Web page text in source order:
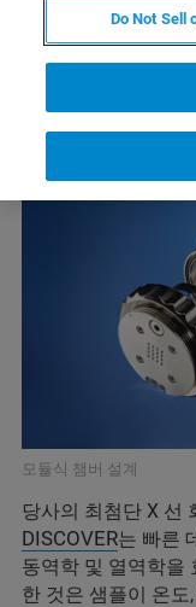
모듈식 챔버 설계
당사의 최첨단 X 선
DISCOVER는 빠른
동역학 및 열역학을
한 것은 샘플이 온도
Do Not Sell